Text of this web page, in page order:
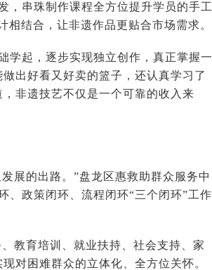
，串珠制作课程全方位提升学员的手工
结合，让非遗作品更贴合市场需求。
学起，逐步实现独立创作，真正掌握一
出好看又好卖的篮子，还认真学习了
非遗技艺不仅是一个可靠的收入来
展的出路。”盘龙区惠救助群众服务中
、政策闭环、流程闭环“三个闭环”工作
教育培训、就业扶持、社会支持、家
对困难群众的立体化、全方位关怀。